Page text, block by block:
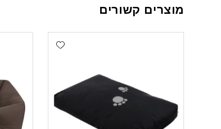
מוצרים קשורים
Add wishlist